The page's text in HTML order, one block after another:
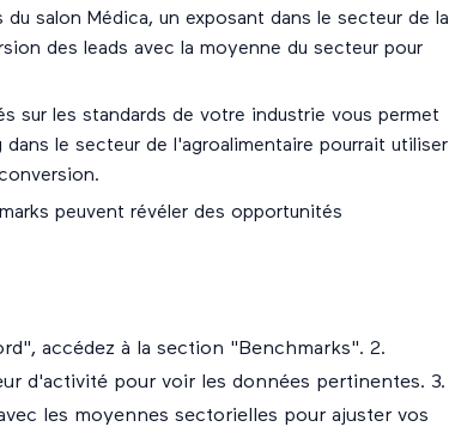
salon Médica, un exposant dans le secteur de la
des leads avec la moyenne du secteur pour
sur les standards de votre industrie vous permet
le secteur de l'agroalimentaire pourrait utiliser
peuvent révéler des opportunités
accédez à la section "Benchmarks". 2.
d'activité pour voir les données pertinentes. 3.
les moyennes sectorielles pour ajuster vos